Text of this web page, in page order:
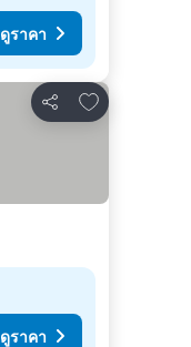
ดูราคา
แชร์
เพิ่มในรายการ
ดูราคา